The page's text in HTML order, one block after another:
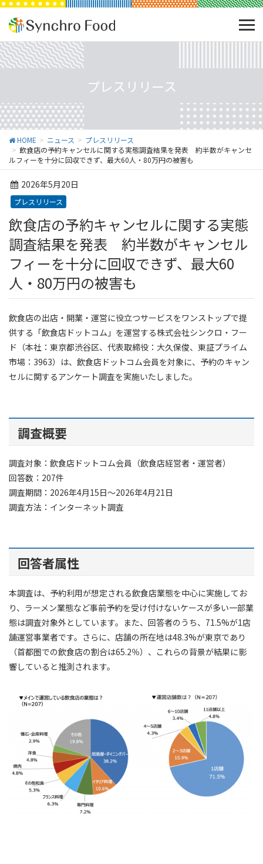
プレスリリース
HOME ニュース
プレスリリース
飲食店の予約キャンセルに関する実態調査結果を発表 約半数がキャンセ
ルフィーを十分に回収できず、最大60人・80万円の被害も
2026年5月20日
プレスリリース
飲食店の予約キャンセルに関する実態
調査結果を発表 約半数がキャンセル
フィーを十分に回収できず、最大60
人・80万円の被害も
飲食店の出店・開業・運営に役立つサービスをワンストップで提
供する「飲食店ドットコム」を運営する株式会社シンクロ・フー
ド（本社：東京都渋谷区、代表取締役：大久保俊、東証プライム
市場：3963）は、飲食店ドットコム会員を対象に、予約のキャン
セルに関するアンケート調査を実施いたしました。
調査概要
調査対象：飲食店ドットコム会員（飲食店経営者・運営者）
回答数：207件
調査期間：2026年4月15日～2026年4月21日
調査方法：インターネット調査
回答者属性
本調査は、予約利用が想定される飲食店業態を中心に実施してお
り、ラーメン業態など事前予約を受け付けないケースが多い一部業
態は調査対象外としています。また、回答者のうち、71.5%が1店
舗運営事業者です。さらに、店舗の所在地は48.3%が東京であり
（首都圏での飲食店の割合は65.2％）、これらの背景が結果に影
響していると推測されます。